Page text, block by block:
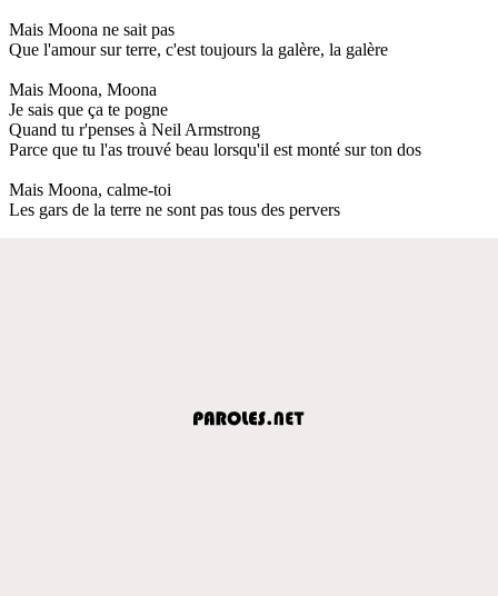
Mais Moona ne sait pas
Que l'amour sur terre, c'est toujours la galère, la galère
Mais Moona, Moona
Je sais que ça te pogne
Quand tu r'penses à Neil Armstrong
Parce que tu l'as trouvé beau lorsqu'il est monté sur ton dos
Mais Moona, calme-toi
Les gars de la terre ne sont pas tous des pervers